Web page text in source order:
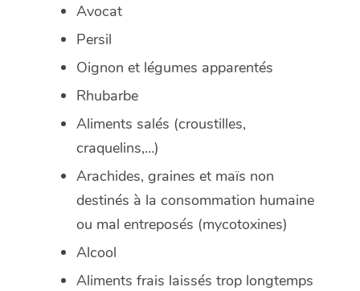
Avocat
Persil
Oignon et légumes apparentés
Rhubarbe
Aliments salés (croustilles,
craquelins,…)
Arachides, graines et maïs non
destinés à la consommation humaine
ou mal entreposés (mycotoxines)
Alcool
Aliments frais laissés trop longtemps